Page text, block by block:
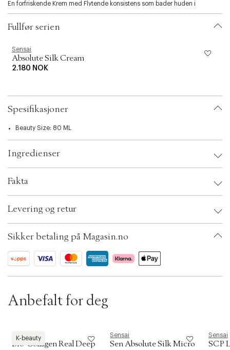
t
i
o
s
e
i
n
En forfriskende Krem med Flytende konsistens som bader huden i
fuktighet. Den silkemyke konsistensen glatter ut huden, fremmer elastisitet
og gir en vakker glød. Absolute Silk Fluid er designet for å reprodusere de
bemerkelsesverdige egenskapene til Koishimaru Silk med sikte på å skape
disse produktene, Koishimaru Silk RoyalTM, er en oppdatert og oppgradert
formulering av Koishimaru Silk, som har antialdringsegenskaper som gir
revitalisert og hydrert, elastisk Hud som utstråler liv.
Fullfør serien
Sensai
Absolute Silk Cream
2.180 NOK
Spesifikasjoner
Beauty Size: 80 ML
Ingredienser
Fakta
EAN: 4973167383629
ID: ADUL63-0008
Levering og retur
Sikker betaling på Magasin.no
Anbefalt for deg
K-beauty
Biodance
Bio-Collagen Real Deep
Sensai
Sen Absolute Silk Micro
Sensai
SCP